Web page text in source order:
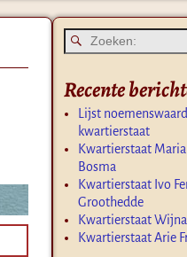
Recente
Lijst
kwartierstaat
Kwartierstaat
Bosma
Kwartierstaat Ivo
Groothedde
Kwartierstaat
Kwartierstaat Arie